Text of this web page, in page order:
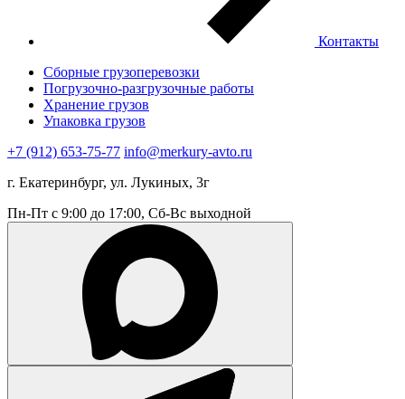
Контакты
Сборные грузоперевозки
Погрузочно-разгрузочные работы
Хранение грузов
Упаковка грузов
+7 (912) 653-75-77 info@merkury-avto.ru
г. Екатеринбург, ул. Лукиных, 3г
Пн-Пт с 9:00 до 17:00, Сб-Вс выходной